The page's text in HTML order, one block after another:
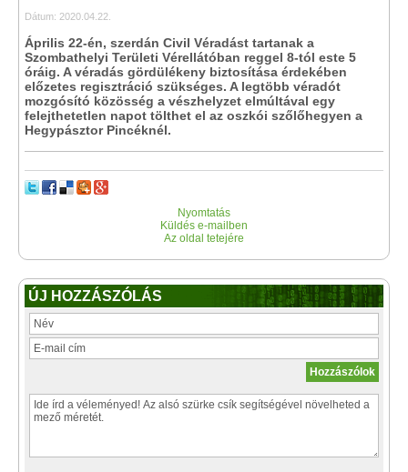
Dátum: 2020.04.22.
Április 22-én, szerdán Civil Véradást tartanak a
Szombathelyi Területi Vérellátóban reggel 8-tól este 5
óráig. A véradás gördülékeny biztosítása érdekében
előzetes regisztráció szükséges. A legtöbb véradót
mozgósító közösség a vészhelyzet elmúltával egy
felejthetetlen napot tölthet el az oszkói szőlőhegyen a
Hegypásztor Pincéknél.
Nyomtatás
Küldés e-mailben
Az oldal tetejére
ÚJ HOZZÁSZÓLÁS